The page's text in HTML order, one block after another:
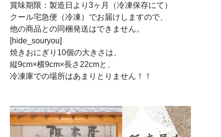
賞味期限：製造日より3ヶ月（冷凍保存にて）
クール宅急便（冷凍）でお届けしますので、
他の商品との同梱発送はできません。
[hide_souryou]
焼きおにぎり10個の大きさは、
縦9cm×横9cm×長さ22cmと、
冷凍庫での場所はあまりとりません！！